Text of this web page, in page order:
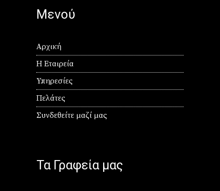
Μενού
Αρχική
Η Εταιρεία
Υπηρεσίες
Πελάτες
Συνδεθείτε μαζί μας
Τα Γραφεία μας